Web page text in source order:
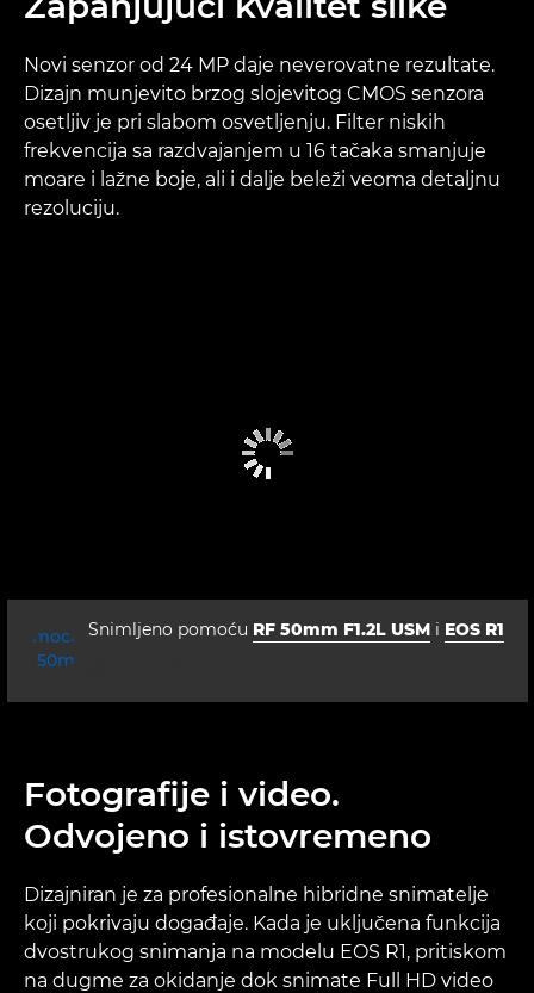
Novi senzor od 24 MP daje neverovatne rezultate.
Dizajn munjevito brzog slojevitog CMOS senzora
osetljiv je pri slabom osvetljenju. Filter niskih
frekvencija sa razdvajanjem u 16 tačaka smanjuje
moare i lažne boje, ali i dalje beleži veoma detaljnu
rezoluciju.
Snimljeno pomoću RF 50mm F1.2L USMi EOS R1
Fotografije i video.
Odvojeno i istovremeno
Dizajniran je za profesionalne hibridne snimatelje
koji pokrivaju događaje. Kada je uključena funkcija
dvostrukog snimanja na modelu EOS R1, pritiskom
na dugme za okidanje dok snimate Full HD video